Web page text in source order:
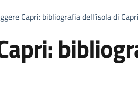
Capri: bibliografia dell’isola di Capri